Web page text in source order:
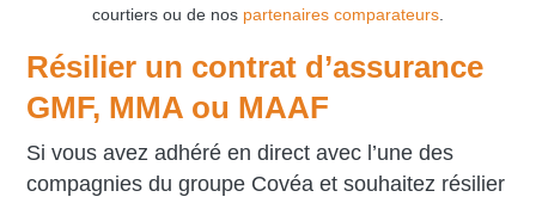
courtiers ou de nos partenaires comparateurs.
Résilier un contrat d’assurance
GMF, MMA ou MAAF
Si vous avez adhéré en direct avec l’une des
compagnies du groupe Covéa et souhaitez résilier